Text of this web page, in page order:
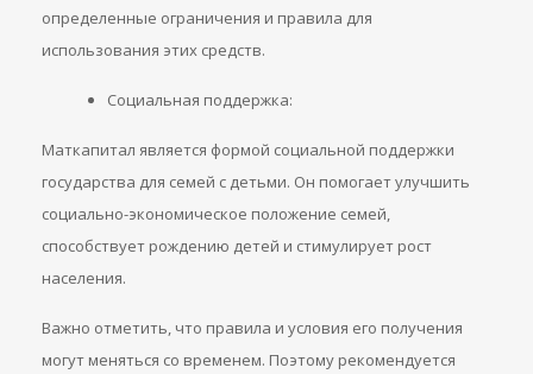
определенные ограничения и правила для
использования этих средств.
Социальная поддержка:
Маткапитал является формой социальной поддержки
государства для семей с детьми. Он помогает улучшить
социально-экономическое положение семей,
способствует рождению детей и стимулирует рост
населения.
Важно отметить, что правила и условия его получения
могут меняться со временем. Поэтому рекомендуется